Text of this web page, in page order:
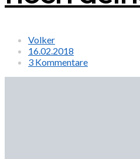
Volker
16.02.2018
3 Kommentare